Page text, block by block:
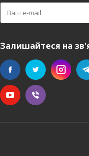
Залишайтеся на